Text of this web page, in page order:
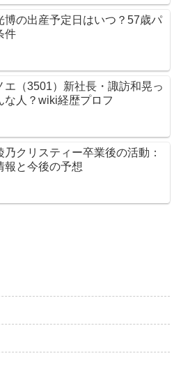
博の出産予定日はいつ？57歳パ
件
エ（3501）新社長・諏訪和晃っ
な人？wiki経歴プロフ
乃クリスティー卒業後の活動：
報と今後の予想